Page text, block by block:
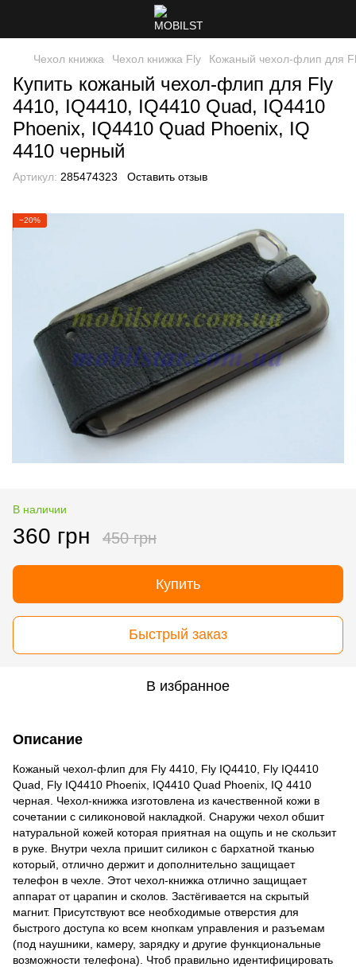
Чехол книжка Чехол книжка Fly Кожаный чехол-флип для
Купить кожаный чехол-флип для Fly
4410, IQ4410, IQ4410 Quad, IQ4410
Phoenix, IQ4410 Quad Phoenix, IQ
4410 черный
Артикул: 285474323 Оставить отзыв
−20%
В наличии
360 грн 450 грн
Купить
Быстрый заказ
В избранное
Описание
Кожаный чехол-флип для Fly 4410, Fly IQ4410, Fly IQ4410
Quad, Fly IQ4410 Phoenix, IQ4410 Quad Phoenix, IQ 4410
черная. Чехол-книжка изготовлена из качественной кожи в
сочетании с силиконовой накладкой. Снаружи чехол обшит
натуральной кожей которая приятная на ощупь и не скользит
в руке. Внутри чехла пришит силикон с бархатной тканью
который, отлично держит и дополнительно защищает
телефон в чехле. Этот чехол-книжка отлично защищает
аппарат от царапин и сколов. Застёгивается на скрытый
магнит. Присутствуют все необходимые отверстия для
быстрого доступа ко всем кнопкам управления и разъемам
(под наушники, камеру, зарядку и другие функциональные
возможности телефона). Чтоб правильно идентифицировать